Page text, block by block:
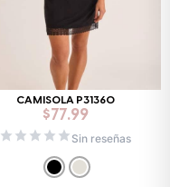
CAMISOLA P31360
$77.99
Sin reseñas